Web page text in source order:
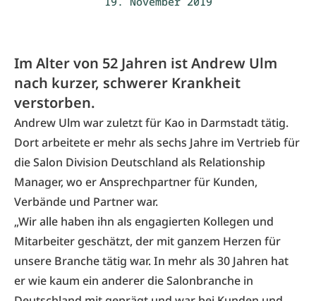
Im Alter von 52 Jahren ist Andrew Ulm
nach kurzer, schwerer Krankheit
verstorben.
Andrew Ulm war zuletzt für Kao in Darmstadt tätig.
Dort arbeitete er mehr als sechs Jahre im Vertrieb für
die Salon Division Deutschland als Relationship
Manager, wo er Ansprechpartner für Kunden,
Verbände und Partner war.
„Wir alle haben ihn als engagierten Kollegen und
Mitarbeiter geschätzt, der mit ganzem Herzen für
unsere Branche tätig war. In mehr als 30 Jahren hat
er wie kaum ein anderer die Salonbranche in